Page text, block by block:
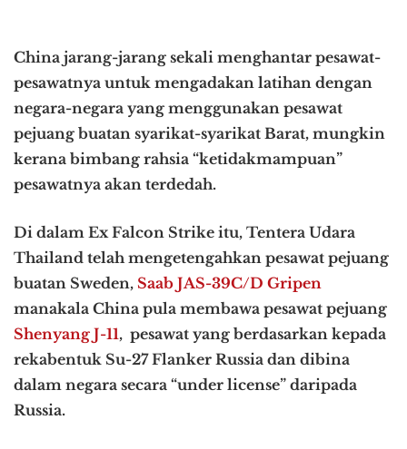
China jarang-jarang sekali menghantar pesawat-
pesawatnya untuk mengadakan latihan dengan
negara-negara yang menggunakan pesawat
pejuang buatan syarikat-syarikat Barat, mungkin
kerana bimbang rahsia “ketidakmampuan”
pesawatnya akan terdedah.
Di dalam Ex Falcon Strike itu, Tentera Udara
Thailand telah mengetengahkan pesawat pejuang
buatan Sweden, Saab JAS-39C/D Gripen
manakala China pula membawa pesawat pejuang
Shenyang J-11, pesawat yang berdasarkan kepada
rekabentuk Su-27 Flanker Russia dan dibina
dalam negara secara “under license” daripada
Russia.